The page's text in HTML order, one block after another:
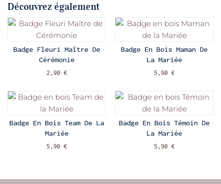
Découvrez également
Badge Fleuri Maître De
Cérémonie
2,90 €
Badge En Bois Maman De
La Mariée
5,90 €
Badge En Bois Team De La
Mariée
5,90 €
Badge En Bois Témoin De
La Mariée
5,90 €